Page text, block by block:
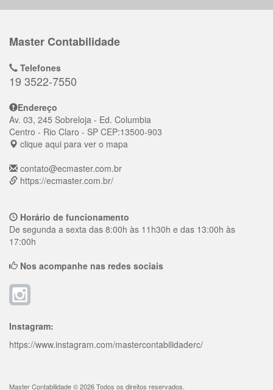
Master Contabilidade
Telefones
19 3522-7550
Endereço
Av. 03, 245 Sobreloja - Ed. Columbia
Centro - Rio Claro - SP CEP:13500-903
clique aqui para ver o mapa
contato@ecmaster.com.br
https://ecmaster.com.br/
Horário de funcionamento
De segunda a sexta das 8:00h às 11h30h e das 13:00h às
17:00h
Nos acompanhe nas redes sociais
Instagram:
https://www.instagram.com/mastercontabilidaderc/
Master Contabilidade © 2026 Todos os direitos reservados.